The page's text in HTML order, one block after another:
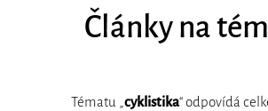
Články na
Tématu „ cyklistika“ odpovídá